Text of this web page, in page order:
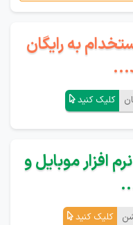
به رایگان
کلیک کنید
افزار موبایل و
کلیک کنید